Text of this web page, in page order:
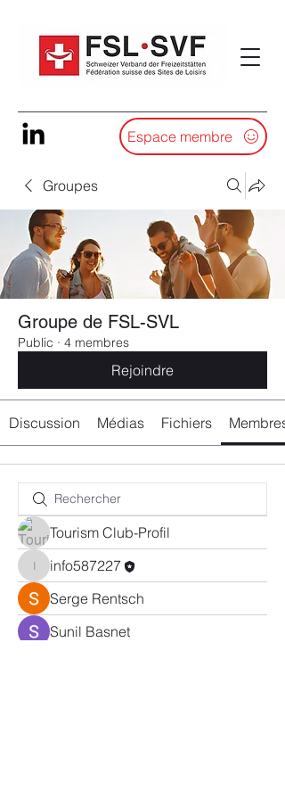
Espace membre
Groupes
Groupe de FSL-SVL
Public · 4 membres
Rejoindre
Discussion Médias Fichiers Membres
Tourism Club-Profil
info587227
info587227
Serge Rentsch
Sunil Basnet